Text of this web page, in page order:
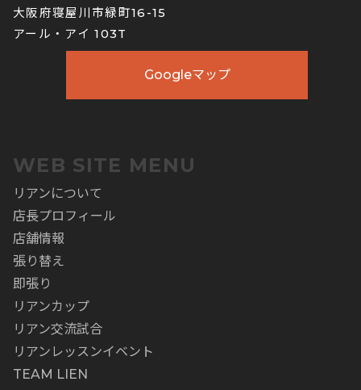
大阪府寝屋川市緑町16-15
アール・アイ 103T
Googleマップ
WEB SITE MENU
リアンについて
店長プロフィール
店舗情報
張り替え
即張り
リアンカップ
リアン交流試合
リアンレッスンイベント
TEAM LIEN